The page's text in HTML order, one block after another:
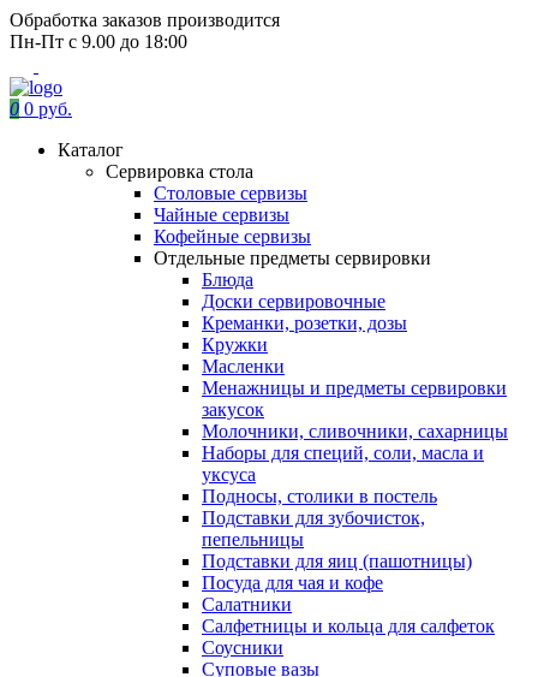
Обработка заказов производится
Пн-Пт с 9.00 до 18:00
0 0 руб.
Каталог
Сервировка стола
Столовые сервизы
Чайные сервизы
Кофейные сервизы
Отдельные предметы сервировки
Блюда
Доски сервировочные
Креманки, розетки, дозы
Кружки
Масленки
Менажницы и предметы сервировки
закусок
Молочники, сливочники, сахарницы
Наборы для специй, соли, масла и
уксуса
Подносы, столики в постель
Подставки для зубочисток,
пепельницы
Подставки для яиц (пашотницы)
Посуда для чая и кофе
Салатники
Салфетницы и кольца для салфеток
Соусники
Суповые вазы